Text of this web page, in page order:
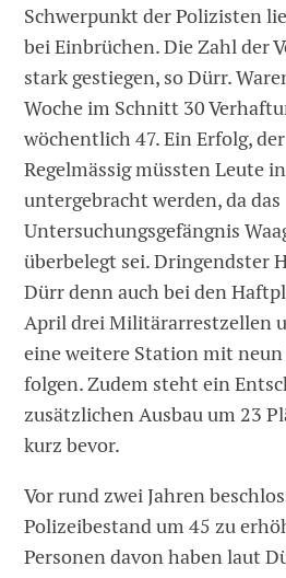
Schwerpunkt der Polizisten
bei Einbrüchen. Die Zahl der
stark gestiegen, so Dürr.
Woche im Schnitt 30
wöchentlich 47. Ein Erfolg,
Regelmässig müssten Leute
untergebracht werden, da das
Untersuchungsgefängnis
überbelegt sei. Dringendster
Dürr denn auch bei den
April drei Militärarrestzellen
eine weitere Station mit
folgen. Zudem steht ein
zusätzlichen Ausbau um 23
kurz bevor.
Vor rund zwei Jahren
Polizeibestand um 45 zu
Personen davon haben laut